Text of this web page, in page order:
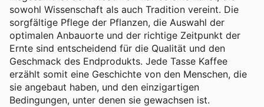
sowohl Wissenschaft als auch Tradition vereint. Die
sorgfältige Pflege der Pflanzen, die Auswahl der
optimalen Anbauorte und der richtige Zeitpunkt der
Ernte sind entscheidend für die Qualität und den
Geschmack des Endprodukts. Jede Tasse Kaffee
erzählt somit eine Geschichte von den Menschen, die
sie angebaut haben, und den einzigartigen
Bedingungen, unter denen sie gewachsen ist.